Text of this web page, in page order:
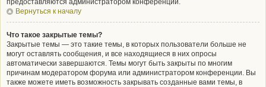
предоставляются администратором конференции.
Вернуться к началу
Что такое закрытые темы?
Закрытые темы — это такие темы, в которых пользователи больше не
могут оставлять сообщения, и все находящиеся в них опросы
автоматически завершаются. Темы могут быть закрыты по многим
причинам модератором форума или администратором конференции. Вы
также можете иметь возможность закрывать созданные вами темы, в